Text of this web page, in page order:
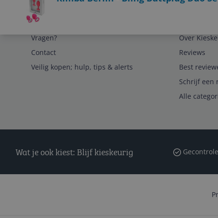
Service
Vragen?
Contact
Veilig kopen; hulp, tips & alerts
Over
Reviews
Best
Schrijf een
Alle
Wat je ook kiest: Blijf kieskeurig